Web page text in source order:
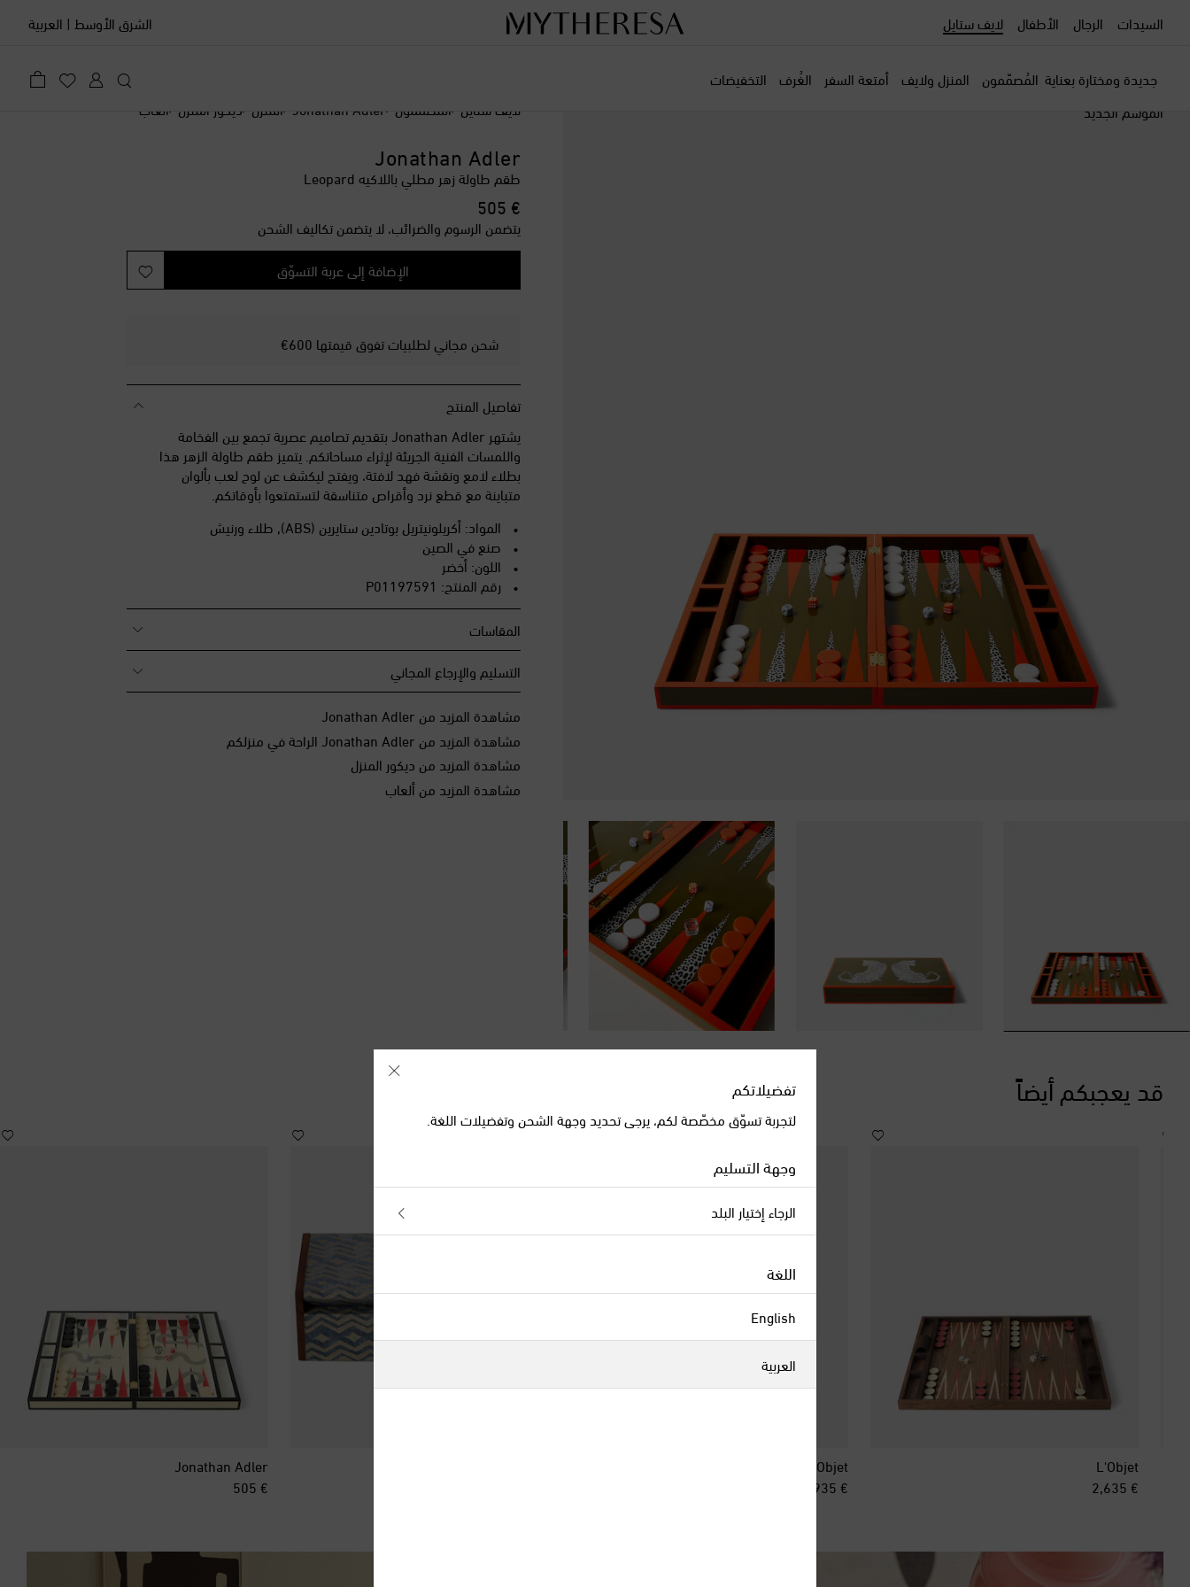
السيدات الرجال الأطفال لايف ستايل الشرق الأوسط | العربية
جديدة ومختارة بعناية المُصمّمون المنزل ولايف أمتعة السفر الغُرف التخفيضات
الموسم الجديد
لايف ستايل المصممون Jonathan Adler المنزل ديكور المنزل ألعاب
Jonathan Adler
طقم طاولة زهر مطلي باللاكيه Leopard
€ 505
original price
يتضمن الرسوم والضرائب، لا يتضمن تكاليف الشحن
الإضافة إلى عربة التسوّق
شحن مجاني لطلبيات تفوق قيمتها 600€
تفاصيل المنتج
يشتهر Jonathan Adler بتقديم تصاميم عصرية تجمع بين الفخامة
واللمسات الفنية الجريئة لإثراء مساحاتكم. يتميز طقم طاولة الزهر هذا
بطلاء لامع ونقشة فهد لافتة، ويفتح ليكشف عن لوح لعب بألوان
متباينة مع قطع نرد وأقراص متناسقة لتستمتعوا بأوقاتكم.
المواد: أكريلونيتريل بوتادين ستايرين (ABS), طلاء ورنيش
صنع في الصين
اللون: أخضر
رقم المنتج: P01197591
المقاسات
التسليم والإرجاع المجاني
مشاهدة المزيد من Jonathan Adler
مشاهدة المزيد من Jonathan Adler الراحة في منزلكم
مشاهدة المزيد من ديكور المنزل
مشاهدة المزيد من ألعاب
قد يعجبكم أيضاً
Jonathan Adler
€ 505
original price
L'Objet
€ 935
original price
L'Objet
€ 2,635
original price
تفضيلاتكم
لتجربة تسوّق مخصّصة لكم، يرجى تحديد وجهة الشحن وتفضيلات اللغة.
وجهة التسليم
الرجاء إختيار البلد
اللغة
English
العربية
أرمينيا
أستراليا